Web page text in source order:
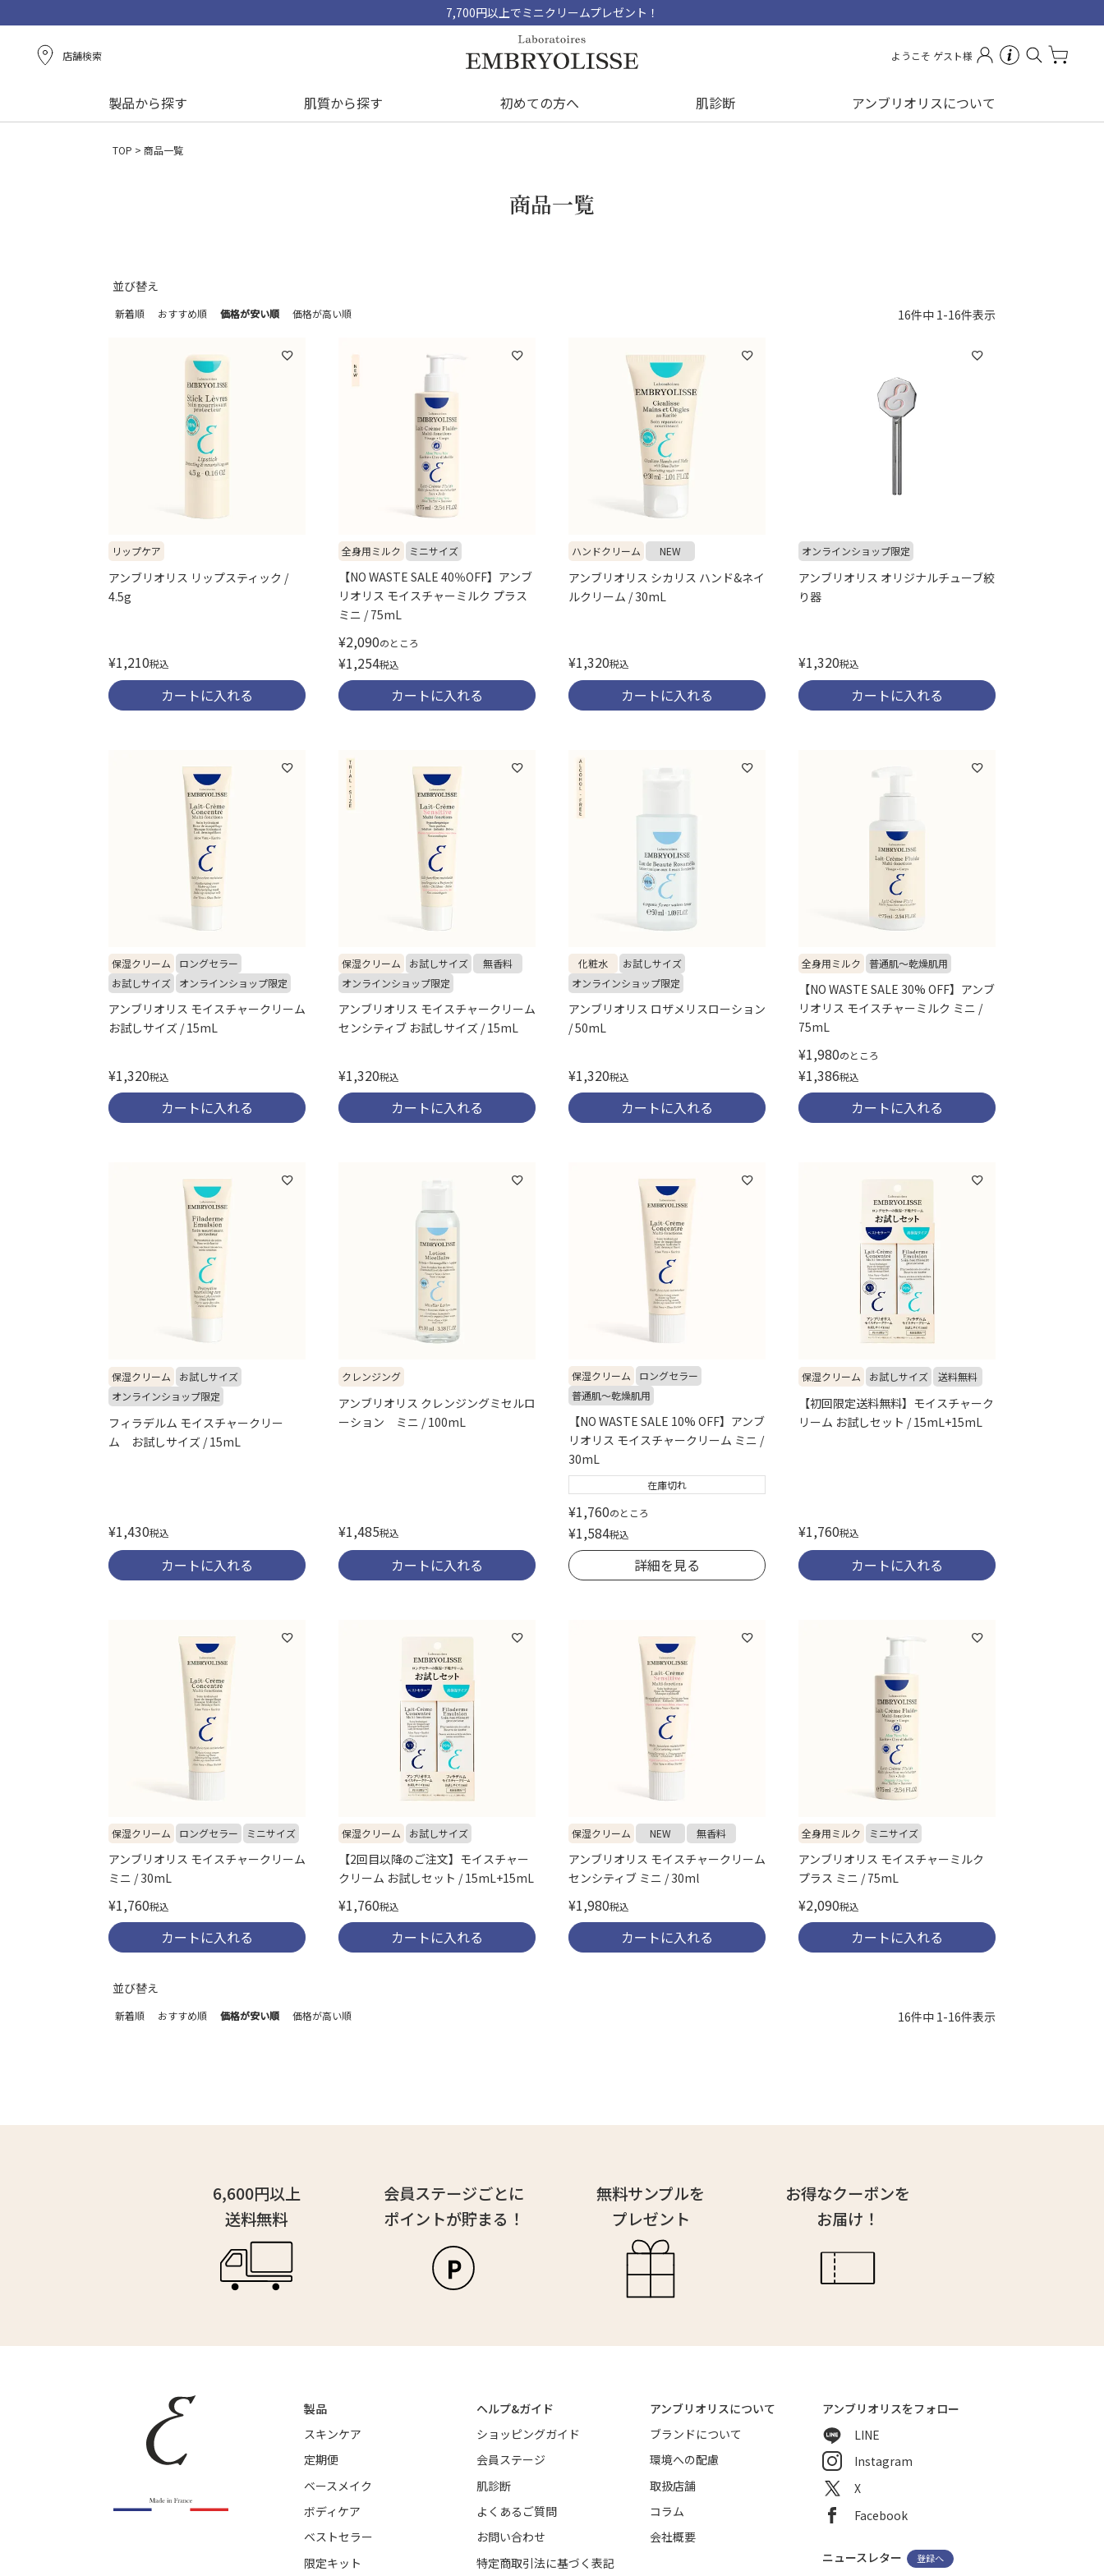
7,700円以上でミニクリームプレゼント！
店舗検索 ようこそ ゲスト様
製品から探す 肌質から探す 初めての方へ 肌診断 アンブリオリスについて
TOP 商品一覧
商品一覧
並び替え
新着順 おすすめ順 価格が安い順 価格が高い順 16件中 1-16件表示
リップケア
アンブリオリス リップスティック /
4.5g
¥1,210税込
カートに入れる
全身用ミルク ミニサイズ
【NO WASTE SALE 40％OFF】アンブ
リオリス モイスチャーミルク プラス
ミニ / 75mL
¥2,090のところ
¥1,254税込
カートに入れる
ハンドクリーム NEW
アンブリオリス シカリス ハンド&ネイ
ルクリーム / 30mL
¥1,320税込
カートに入れる
オンラインショップ限定
アンブリオリス オリジナルチューブ絞
り器
¥1,320税込
カートに入れる
保湿クリーム
ロングセラー
お試しサイズ
オンラインショップ限定
アンブリオリス モイスチャークリーム
お試しサイズ / 15mL
¥1,320税込
カートに入れる
保湿クリーム お試しサイズ
無香料
オンラインショップ限定
アンブリオリス モイスチャークリーム
センシティブ お試しサイズ / 15mL
¥1,320税込
カートに入れる
化粧水
お試しサイズ
オンラインショップ限定
アンブリオリス ロザメリスローション
/ 50mL
¥1,320税込
カートに入れる
全身用ミルク 普通肌～乾燥肌用
【NO WASTE SALE 30% OFF】アンブ
リオリス モイスチャーミルク ミニ /
75mL
¥1,980のところ
¥1,386税込
カートに入れる
保湿クリーム
お試しサイズ
オンラインショップ限定
フィラデルム モイスチャークリー
ム お試しサイズ / 15mL
¥1,430税込
カートに入れる
クレンジング
アンブリオリス クレンジングミセルロ
ーション ミニ / 100mL
¥1,485税込
カートに入れる
保湿クリーム
ロングセラー
普通肌～乾燥肌用
【NO WASTE SALE 10% OFF】アンブ
リオリス モイスチャークリーム ミニ /
30mL
在庫切れ
¥1,760のところ
¥1,584税込
詳細を見る
保湿クリーム お試しサイズ 送料無料
【初回限定送料無料】モイスチャーク
リーム お試しセット / 15mL+15mL
¥1,760税込
カートに入れる
保湿クリーム ロングセラー ミニサイズ
アンブリオリス モイスチャークリーム
ミニ / 30mL
¥1,760税込
カートに入れる
保湿クリーム お試しサイズ
【2回目以降のご注文】モイスチャー
クリーム お試しセット / 15mL+15mL
¥1,760税込
カートに入れる
保湿クリーム NEW 無香料
アンブリオリス モイスチャークリーム
センシティブ ミニ / 30ml
¥1,980税込
カートに入れる
全身用ミルク ミニサイズ
アンブリオリス モイスチャーミルク
プラス ミニ / 75mL
¥2,090税込
カートに入れる
並び替え
新着順 おすすめ順 価格が安い順 価格が高い順 16件中 1-16件表示
6,600円以上
送料無料
会員ステージごとに
ポイントが貯まる！
無料サンプルを
プレゼント
お得なクーポンを
お届け！
製品
スキンケア
定期便
ベースメイク
ボディケア
ベストセラー
限定キット
ヘルプ&ガイド
ショッピングガイド
会員ステージ
肌診断
よくあるご質問
お問い合わせ
特定商取引法に基づく表記
アンブリオリスについて
ブランドについて
環境への配慮
取扱店舗
コラム
会社概要
アンブリオリスをフォロー
LINE
Instagram
X
Facebook
ニュースレター 登録へ